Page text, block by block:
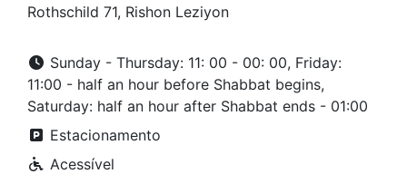
Rothschild 71, Rishon Leziyon
Sunday - Thursday: 11: 00 - 00: 00, Friday:
11:00 - half an hour before Shabbat begins,
Saturday: half an hour after Shabbat ends - 01:00
Estacionamento
Acessível